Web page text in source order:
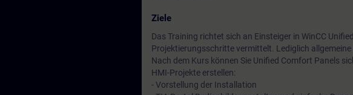
Ziele
Das Training richtet sich an Einsteiger in WinCC
Projektierungsschritte vermittelt. Lediglich
Nach dem Kurs können Sie Unified Comfort Panels
HMI-Projekte erstellen:
- Vorstellung der Installation